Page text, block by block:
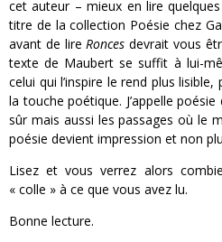
cet auteur – mieux en lire
titre de la collection Poésie chez
avant de lireRonces devrait vous
texte de Maubert se suffit à lui-
celui qui l’inspire le rend plus
la touche poétique. J’appelle
sûr mais aussi les passages où le
poésie devient impression et non
Lisez et vous verrez alors
« colle » à ce que vous avez lu.
Bonne lecture.